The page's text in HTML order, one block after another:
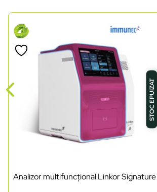
STOC EPUIZAT
Analizor multifuncțional Linkor Signature